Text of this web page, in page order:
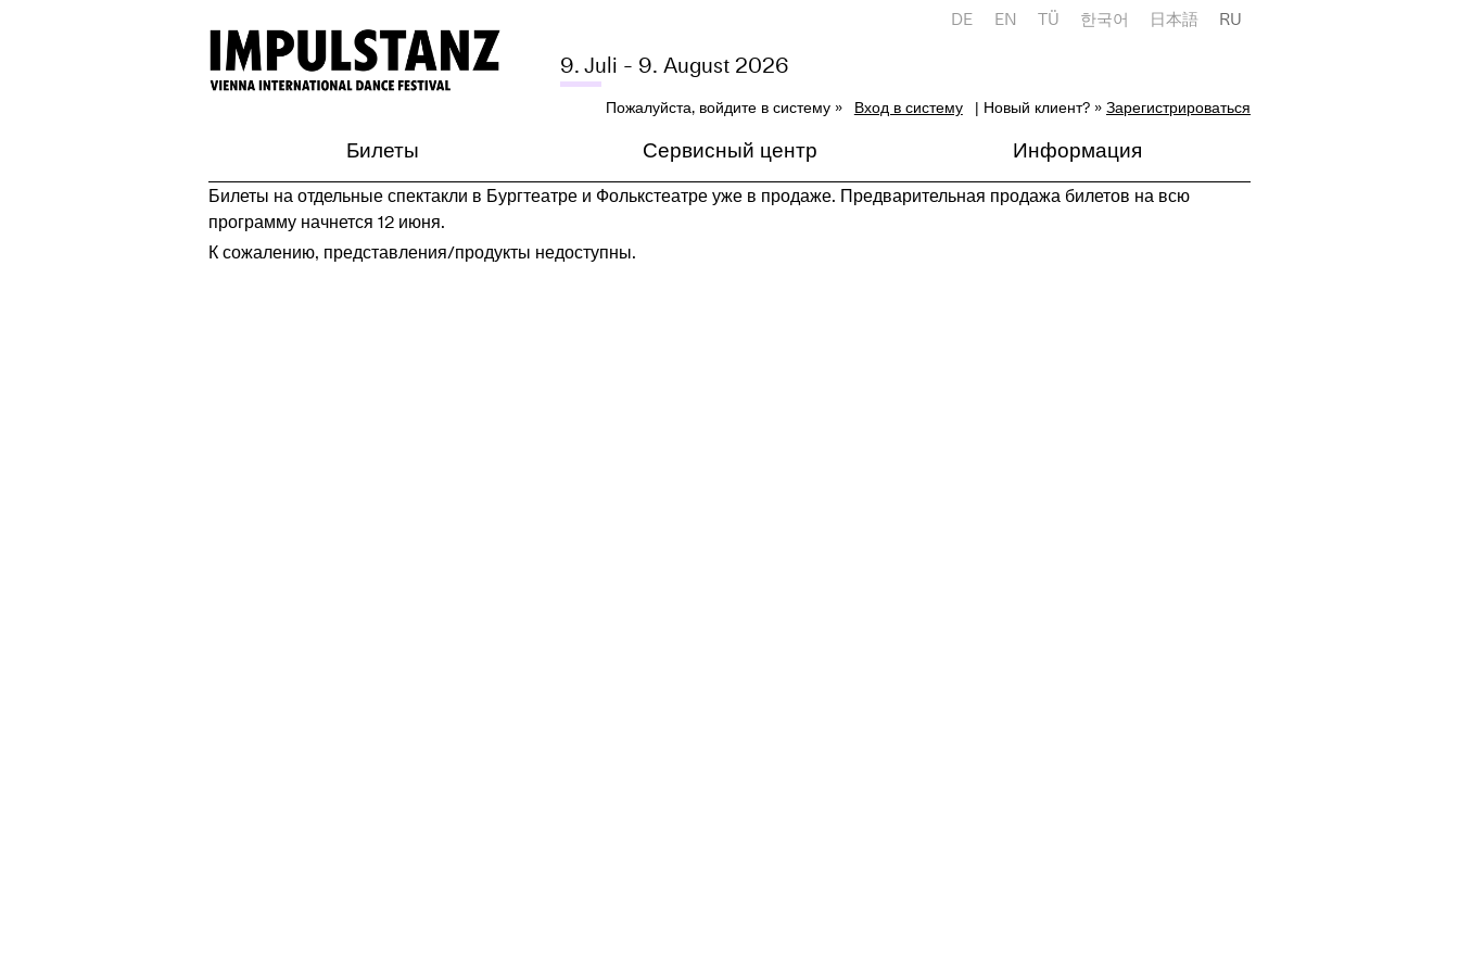
9. Juli - 9. August 2026
DE EN TÜ 한국어 日本語 RU
Пожалуйста, войдите в систему » Вход в систему | Новый клиент? »Зарегистрироваться
Билеты Сервисный центр Информация
Билеты на отдельные спектакли в Бургтеатре и Фолькстеатре уже в продаже. Предварительная продажа билетов на всю
программу начнется 12 июня.
К сожалению, представления/продукты недоступны.